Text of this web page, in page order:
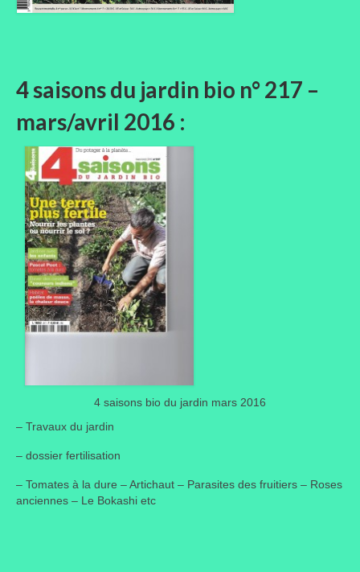
4 saisons du jardin bio n° 217 –
mars/avril 2016 :
4 saisons bio du jardin mars 2016
– Travaux du jardin
– dossier fertilisation
– Tomates à la dure – Artichaut – Parasites des fruitiers – Roses
anciennes – Le Bokashi etc